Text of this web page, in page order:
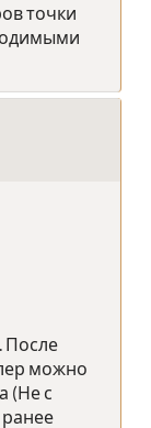
точки
После
можно
(Не с